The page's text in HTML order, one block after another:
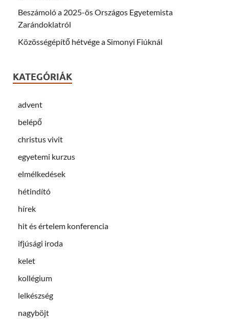
Beszámoló a 2025-ös Országos Egyetemista
Zarándoklatról
Közösségépítő hétvége a Simonyi Fiúknál
KATEGÓRIÁK
advent
belépő
christus vivit
egyetemi kurzus
elmélkedések
hétindító
hírek
hit és értelem konferencia
ifjúsági iroda
kelet
kollégium
lelkészség
nagyböjt